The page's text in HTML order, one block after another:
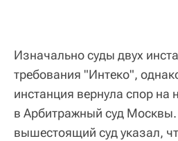
Изначально суды двух
требования "Интеко",
инстанция вернула спор на
в Арбитражный суд
вышестоящий суд указал,